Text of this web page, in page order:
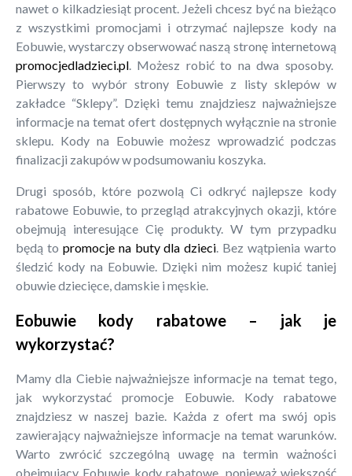
nawet o kilkadziesiąt procent. Jeżeli chcesz być na bieżąco
z wszystkimi promocjami i otrzymać najlepsze kody na
Eobuwie, wystarczy obserwować naszą stronę internetową
promocjedladzieci.pl. Możesz robić to na dwa sposoby.
Pierwszy to wybór strony Eobuwie z listy sklepów w
zakładce “Sklepy”. Dzięki temu znajdziesz najważniejsze
informacje na temat ofert dostępnych wyłącznie na stronie
sklepu. Kody na Eobuwie możesz wprowadzić podczas
finalizacji zakupów w podsumowaniu koszyka.
Drugi sposób, które pozwolą Ci odkryć najlepsze kody
rabatowe Eobuwie, to przegląd atrakcyjnych okazji, które
obejmują interesujące Cię produkty. W tym przypadku
będą to promocje na buty dla dzieci. Bez wątpienia warto
śledzić kody na Eobuwie. Dzięki nim możesz kupić taniej
obuwie dziecięce, damskie i męskie.
Eobuwie kody rabatowe – jak je
wykorzystać?
Mamy dla Ciebie najważniejsze informacje na temat tego,
jak wykorzystać promocje Eobuwie. Kody rabatowe
znajdziesz w naszej bazie. Każda z ofert ma swój opis
zawierający najważniejsze informacje na temat warunków.
Warto zwrócić szczególną uwagę na termin ważności
obejmujący Eobuwie kody rabatowe, ponieważ większość